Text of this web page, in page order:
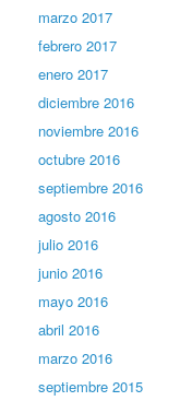
marzo 2017
febrero 2017
enero 2017
diciembre 2016
noviembre 2016
octubre 2016
septiembre 2016
agosto 2016
julio 2016
junio 2016
mayo 2016
abril 2016
marzo 2016
septiembre 2015